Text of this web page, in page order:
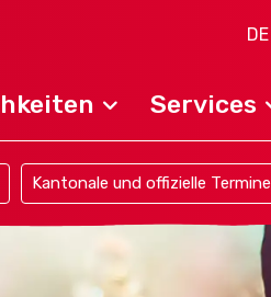
DE
Services
Kantonale und offizielle Termine